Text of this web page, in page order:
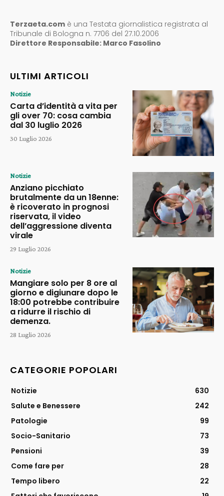
Terzaeta.com è una Testata giornalistica registrata al
Tribunale di Bologna n. 7706 del 27.10.2006
Direttore Responsabile: Marco Fasolino
ULTIMI ARTICOLI
Notizie
Carta d’identità a vita per
gli over 70: cosa cambia
dal 30 luglio 2026
30 Luglio 2026
Notizie
Anziano picchiato
brutalmente da un 18enne:
è ricoverato in prognosi
riservata, il video
dell’aggressione diventa
virale
29 Luglio 2026
Notizie
Mangiare solo per 8 ore al
giorno e digiunare dopo le
18:00 potrebbe contribuire
a ridurre il rischio di
demenza.
28 Luglio 2026
CATEGORIE POPOLARI
Notizie
630
Salute e Benessere
242
Patologie
99
Socio-Sanitario
73
Pensioni
39
Come fare per
28
Tempo libero
22